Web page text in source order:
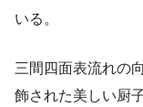
いる。
三間四面表流れの
飾された美しい厨